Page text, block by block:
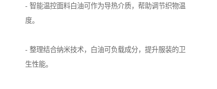
- 智能温控面料白油可作为导热介质，帮助调节织物温
度。
- 整理结合纳米技术，白油可负载成分，提升服装的卫
生性能。